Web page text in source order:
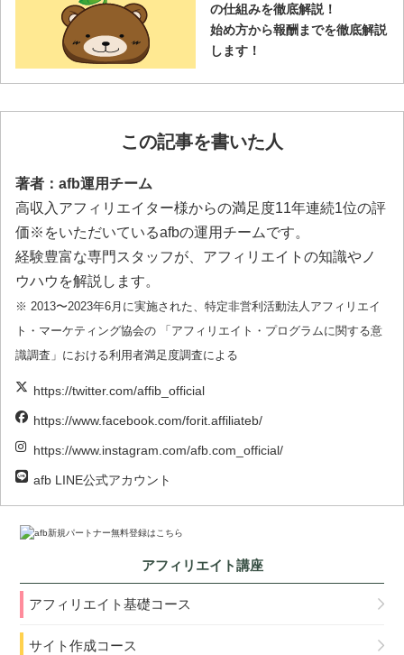
の仕組みを徹底解説！
始め方から報酬までを徹底解説
します！
この記事を書いた人
著者：afb運用チーム
高収入アフィリエイター様からの満足度11年連続1位の評
価※をいただいているafbの運用チームです。
経験豊富な専門スタッフが、アフィリエイトの知識やノ
ウハウを解説します。
※ 2013〜2023年6月に実施された、特定非営利活動法人アフィリエイ
ト・マーケティング協会の 「アフィリエイト・プログラムに関する意
識調査」における利用者満足度調査による
https://twitter.com/affib_official
https://www.facebook.com/forit.affiliateb/
https://www.instagram.com/afb.com_official/
afb LINE公式アカウント
アフィリエイト講座
アフィリエイト基礎コース
サイト作成コース